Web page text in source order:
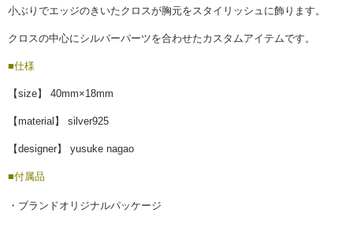
小ぶりでエッジのきいたクロスが胸元をスタイリッシュに飾ります。
クロスの中心にシルバーパーツを合わせたカスタムアイテムです。
■仕様
【size】 40mm×18mm
【material】 silver925
【designer】 yusuke nagao
■付属品
・ブランドオリジナルパッケージ